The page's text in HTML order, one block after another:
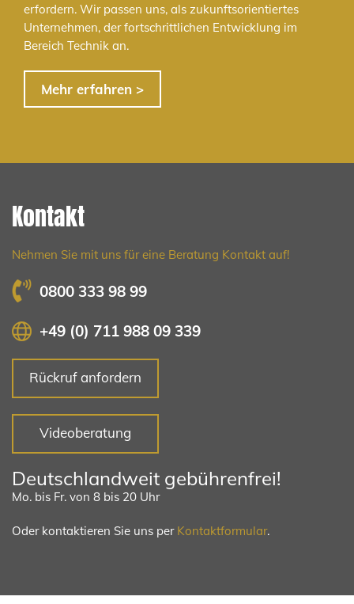
erfordern. Wir passen uns, als zukunftsorientiertes
Unternehmen, der fortschrittlichen Entwicklung im
Bereich Technik an.
Mehr erfahren >
Kontakt
Nehmen Sie mit uns für eine Beratung Kontakt auf!
0800 333 98 99
+49 (0) 711 988 09 339
Rückruf anfordern
Videoberatung
Deutschlandweit gebührenfrei!
Mo. bis Fr. von 8 bis 20 Uhr
Oder kontaktieren Sie uns per Kontaktformular.